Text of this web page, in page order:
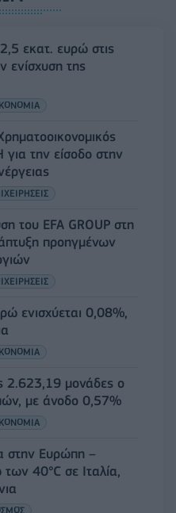
εκατ. ευρώ στις
ενίσχυση της
την είσοδο στην
του EFA GROUP στη
προηγμένων
ενισχύεται 0,08%,
2.623,19 μονάδες ο
με άνοδο 0,57%
στην Ευρώπη –
40°C σε Ιταλία,